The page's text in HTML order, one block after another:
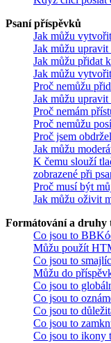
Psaní příspěvků
Jak můžu
Jak můžu upravit
Jak můžu přidat
Jak můžu
Proč nemůžu
Jak můžu upravit
Proč nemám
Proč nemůžu
Proč jsem
Jak můžu
K čemu slouží
zobrazené při
Proč musí být
Jak můžu oživit
Formátování a druhy
Co jsou to
Můžu použít
Co jsou to
Můžu do
Co jsou to
Co jsou to
Co jsou to
Co jsou to
Co jsou to ikony